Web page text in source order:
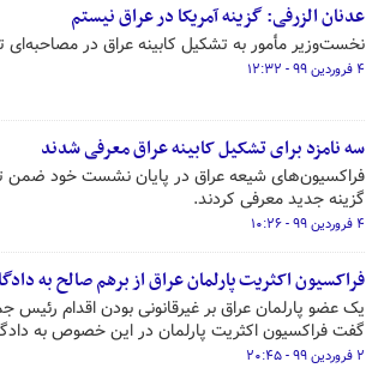
عدنان الزرفی: گزینه آمریکا در عراق نیستم
نخست‌وزیر مأمور به تشکیل کابینه عراق در مصاحبه‌ای
۴ فروردین ۹۹ - ۱۲:۳۲
سه نامزد برای تشکیل کابینه عراق معرفی شدند
فراکسیون‌های شیعه عراق در پایان نشست خود ضمن
گزینه جدید معرفی کردند.
۴ فروردین ۹۹ - ۱۰:۲۶
فراکسیون اکثریت پارلمان عراق از برهم صالح به
یک عضو پارلمان عراق بر غیرقانونی بودن اقدام رئیس
گفت فراکسیون اکثریت پارلمان در این خصوص به
۲ فروردین ۹۹ - ۲۰:۴۵